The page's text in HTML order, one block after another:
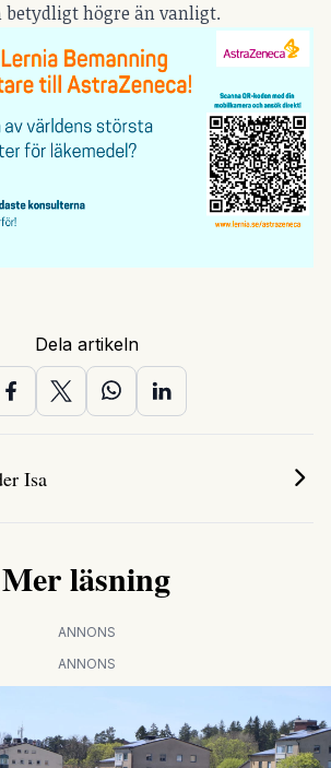
högre än vanligt.
Dela artikeln
Isa
Mer läsning
ANNONS
ANNONS